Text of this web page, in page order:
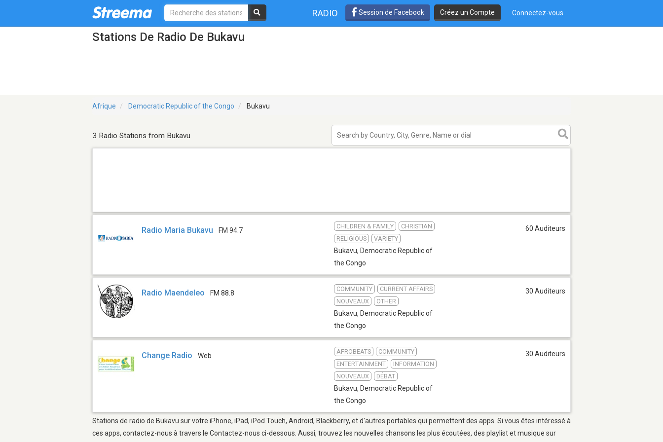
RADIO Session de Facebook Créez un Compte Connectez-vous
Stations De Radio De Bukavu
Afrique Democratic Republic of the Congo Bukavu
3 Radio Stations from Bukavu
Radio Maria Bukavu FM 94.7
CHILDREN & FAMILY
CHRISTIAN
RELIGIOUS
VARIETY
Bukavu, Democratic Republic of
the Congo
60 Auditeurs
Radio Maendeleo FM 88.8
COMMUNITY
CURRENT AFFAIRS
NOUVEAUX
OTHER
Bukavu, Democratic Republic of
the Congo
30 Auditeurs
Change Radio Web
AFROBEATS
COMMUNITY
ENTERTAINMENT
INFORMATION
NOUVEAUX
DÉBAT
Bukavu, Democratic Republic of
the Congo
30 Auditeurs
Stations de radio de Bukavu sur votre iPhone, iPad, iPod Touch, Android, Blackberry, et d'autres portables qui permettent des apps. Si vous êtes intéressé à
ces apps, contactez-nous à travers le Contactez-nous ci-dessous. Aussi, trouvez les nouvelles chansons les plus écoutées, des playlist et musique sur